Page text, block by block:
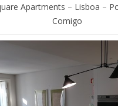
Apartments – Lisboa –
Comigo